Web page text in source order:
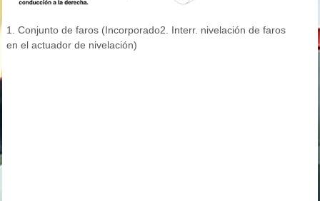
1. Conjunto de faros (Incorporado
en el actuador de nivelación)
2. Interr. nivelación de faros